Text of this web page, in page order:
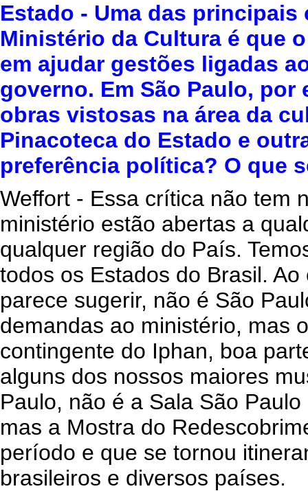
Estado - Uma das
Ministério da Cultura é que
em ajudar gestões ligadas
governo. Em São Paulo,
obras vistosas na área da
Pinacoteca do Estado e
preferência política? O que
Weffort - Essa crítica não tem
ministério estão abertas a
qualquer região do País.
todos os Estados do Brasil.
parece sugerir, não é São
demandas ao ministério, mas
contingente do Iphan, boa
alguns dos nossos maiores
Paulo, não é a Sala São
mas a Mostra do
período e que se tornou
brasileiros e diversos países.